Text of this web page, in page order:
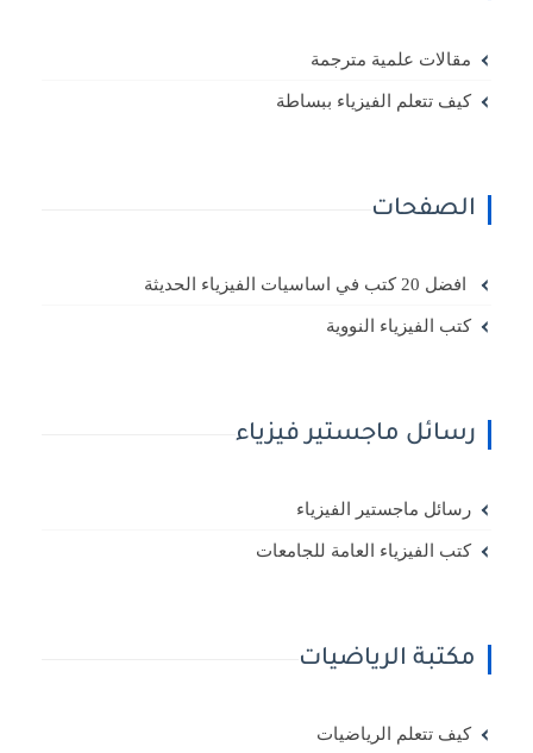
مقالات علمية مترجمة
كيف تتعلم الفيزياء ببساطة
الصفحات
افضل 20 كتب في اساسيات الفيزياء الحديثة
كتب الفيزياء النووية
رسائل ماجستير فيزياء
رسائل ماجستير الفيزياء
كتب الفيزياء العامة للجامعات
مكتبة الرياضيات
كيف تتعلم الرياضيات